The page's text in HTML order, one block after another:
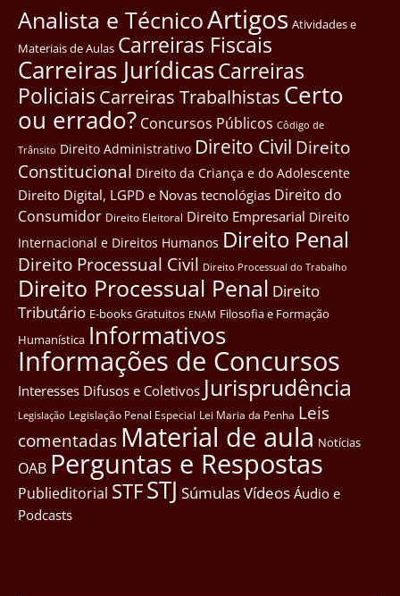
Analista e TécnicoArtigos Atividades e
Materiais de Aulas Carreiras Fiscais
Carreiras JurídicasCarreiras
Policiais Carreiras Trabalhistas Certo
ou errado? Concursos Públicos Côdigo de
Trânsito Direito Administrativo Direito Civil Direito
Constitucional Direito da Criança e do Adolescente
Direito Digital, LGPD e Novas tecnológias Direito do
Consumidor Direito Eleitoral Direito Empresarial Direito
Internacional e Direitos Humanos Direito Penal
Direito Processual Civil Direito Processual do Trabalho
Direito Processual Penal Direito
Tributário E-books Gratuitos ENAM Filosofia e Formação
Humanística Informativos
Informações de Concursos
Interesses Difusos e Coletivos Jurisprudência
Legislação Legislação Penal Especial Lei Maria da Penha Leis
comentadas Material de aula Notícias
OAB Perguntas e Respostas
Publieditorial STFSTJ SúmulasVídeos Áudio e
Podcasts